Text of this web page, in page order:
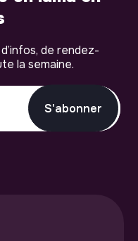
de rendez-
la semaine.
S'abonner